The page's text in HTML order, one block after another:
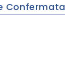
Confermata